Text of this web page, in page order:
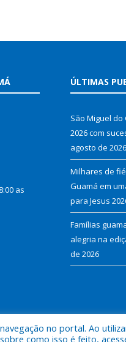
as
ÚLTIMAS
São Miguel do
2026 com
agosto de 2026
Milhares de
Guamá em
para Jesus
Famílias
alegria na
de 2026
de São Miguel do
no portal. Ao
como isso é feito,